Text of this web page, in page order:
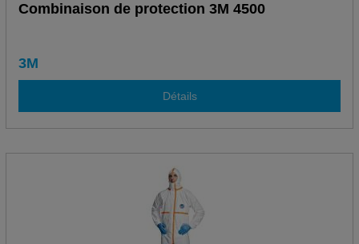
Combinaison de protection 3M 4500
3M
Détails